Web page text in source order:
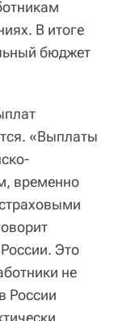
В итоге
бюджет
«Выплаты
временно
Это
не
России